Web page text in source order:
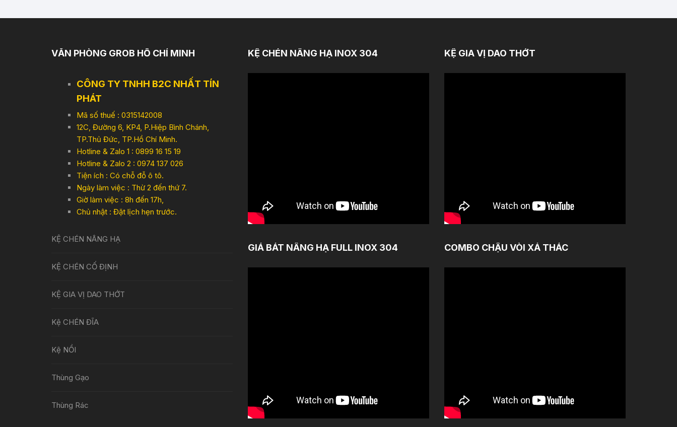
VĂN PHÒNG GROB HỒ CHÍ MINH
CÔNG TY TNHH B2C NHẤT TÍN
PHÁT
Mã số thuế : 0315142008
12C, Đường 6, KP4, P.Hiệp Bình Chánh,
TP.Thủ Đức, TP.Hồ Chí Minh.
Hotline & Zalo 1 : 0899 16 15 19
Hotline & Zalo 2 : 0974 137 026
Tiện ích : Có chỗ đỗ ô tô.
Ngày làm việc : Thừ 2 đến thứ 7.
Giờ làm việc : 8h đến 17h,
Chủ nhật : Đặt lịch hẹn trước.
KỆ CHÉN NÂNG HẠ
KỆ CHÉN CỐ ĐỊNH
KỆ GIA VỊ DAO THỚT
Kệ CHÉN ĐĨA
Kệ NỒI
Thùng Gạo
Thùng Rác
KỆ CHÉN NÂNG HẠ INOX 304
GIÁ BÁT NÂNG HẠ FULL INOX 304
KỆ GIA VỊ DAO THỚT
COMBO CHẬU VÒI XẢ THÁC